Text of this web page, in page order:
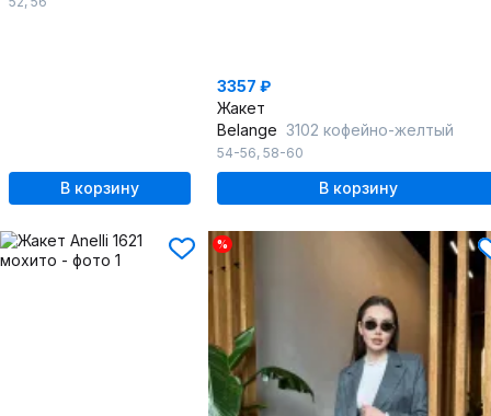
В корзину
3357 ₽
Жакет
Belange 3102 кофейно-желтый
54-56, 58-60
В корзину
%